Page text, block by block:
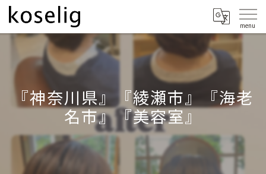
『神奈川県』『綾瀬市』『海老
名市』『美容室』